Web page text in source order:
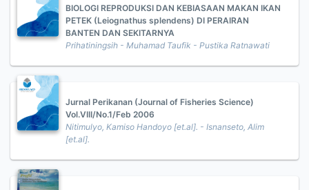
BIOLOGI REPRODUKSI DAN KEBIASAAN MAKAN IKAN
PETEK (Leiognathus splendens) DI PERAIRAN
BANTEN DAN SEKITARNYA
Prihatiningsih - Muhamad Taufik - Pustika Ratnawati
Jurnal Perikanan (Journal of Fisheries Science)
Vol.VIII/No.1/Feb 2006
Nitimulyo, Kamiso Handoyo [et.al]. - Isnanseto, Alim
[et.al].